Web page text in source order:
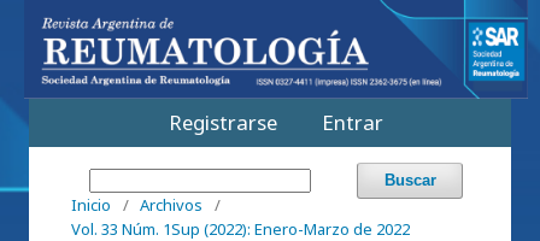
Registrarse Entrar
Buscar
Inicio / Archivos
/
Vol. 33 Núm. 1Sup (2022): Enero-Marzo de 2022